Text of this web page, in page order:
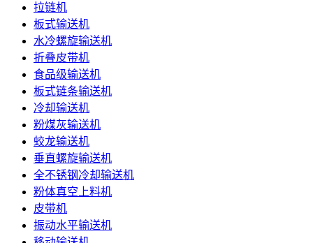
拉链机
板式输送机
水冷螺旋输送机
折叠皮带机
食品级输送机
板式链条输送机
冷却输送机
粉煤灰输送机
蛟龙输送机
垂直螺旋输送机
全不锈钢冷却输送机
粉体真空上料机
皮带机
振动水平输送机